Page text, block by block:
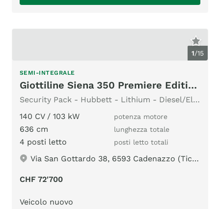
1/15
SEMI-INTEGRALE
Giottiline Siena 350 Premiere Edition Automatik 9G
Security Pack - Hubbett - Lithium - Diesel/Elektro Heizung
140 CV / 103 kW
potenza motore
636 cm lunghezza totale
4 posti letto posti letto totali
Via San Gottardo 38, 6593 Cadenazzo (Ticino)
CHF 72'700
Veicolo nuovo